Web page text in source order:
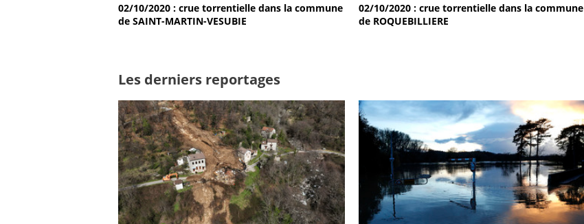
02/10/2020 : crue torrentielle dans la commune
de SAINT-MARTIN-VESUBIE
02/10/2020 : crue torrentielle dans la commune
de ROQUEBILLIERE
Les derniers reportages